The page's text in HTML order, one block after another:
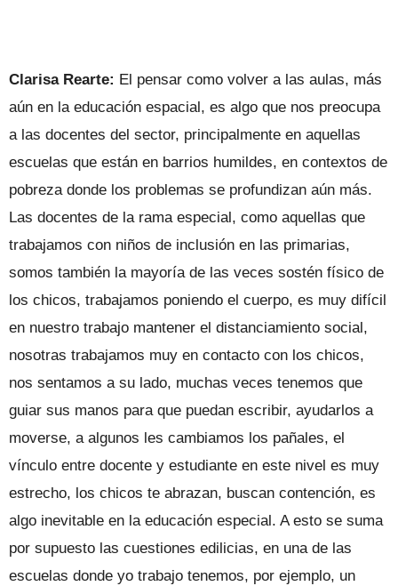
Clarisa Rearte: El pensar como volver a las aulas, más
aún en la educación espacial, es algo que nos preocupa
a las docentes del sector, principalmente en aquellas
escuelas que están en barrios humildes, en contextos de
pobreza donde los problemas se profundizan aún más.
Las docentes de la rama especial, como aquellas que
trabajamos con niños de inclusión en las primarias,
somos también la mayoría de las veces sostén físico de
los chicos, trabajamos poniendo el cuerpo, es muy difícil
en nuestro trabajo mantener el distanciamiento social,
nosotras trabajamos muy en contacto con los chicos,
nos sentamos a su lado, muchas veces tenemos que
guiar sus manos para que puedan escribir, ayudarlos a
moverse, a algunos les cambiamos los pañales, el
vínculo entre docente y estudiante en este nivel es muy
estrecho, los chicos te abrazan, buscan contención, es
algo inevitable en la educación especial. A esto se suma
por supuesto las cuestiones edilicias, en una de las
escuelas donde yo trabajo tenemos, por ejemplo, un